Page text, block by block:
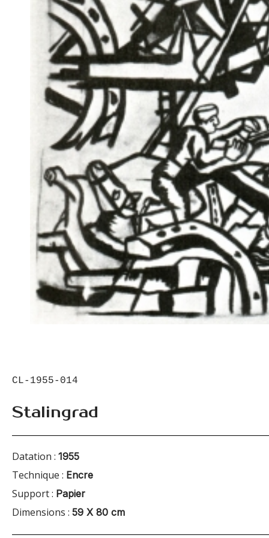
CL-1955-014
Stalingrad
Datation : 1955
Technique : Encre
Support : Papier
Dimensions : 59 X 80 cm